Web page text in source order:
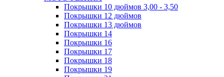
Покрышки 10 дюймов 3,00 - 3,50
Покрышки 12 дюймов
Покрышки 13 дюймов
Покрышки 14
Покрышки 16
Покрышки 17
Покрышки 18
Покрышки 19